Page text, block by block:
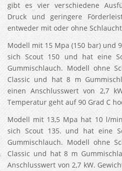
gibt es vier verschiedene
Druck und geringere
entweder mit oder ohne
Modell mit 15 Mpa (150 bar) und
sich Scout 150 und hat eine
Gummischlauch. Modell ohne
Classic und hat 8 m
einen Anschlusswert von 2,7
Temperatur geht auf 90 Grad C
Modell mit 13,5 Mpa hat 10 l/
sich Scout 135. und hat eine
Gummischlauch. Modell ohne
Classic und hat 8 m
Anschlusswert von 2,7 kW.